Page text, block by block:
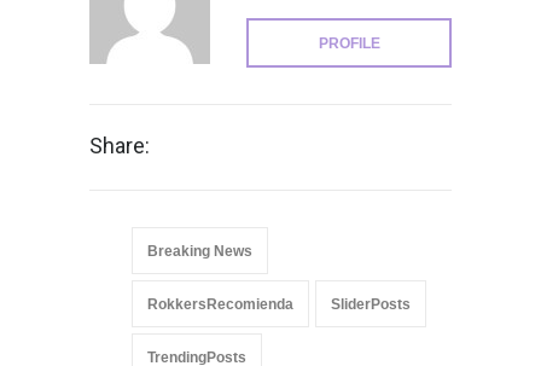
PROFILE
Share:
Breaking News
RokkersRecomienda SliderPosts
TrendingPosts